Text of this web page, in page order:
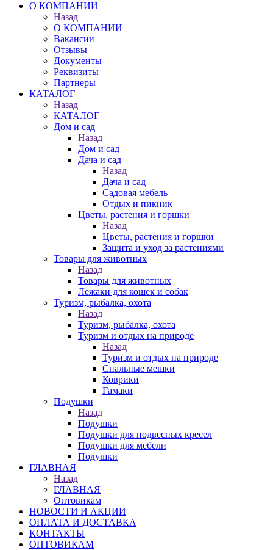
О КОМПАНИИ
Назад
О КОМПАНИИ
Вакансии
Отзывы
Документы
Реквизиты
Партнеры
КАТАЛОГ
Назад
КАТАЛОГ
Дом и сад
Назад
Дом и сад
Дача и сад
Назад
Дача и сад
Садовая мебель
Отдых и пикник
Цветы, растения и горшки
Назад
Цветы, растения и горшки
Защита и уход за растениями
Товары для животных
Назад
Товары для животных
Лежаки для кошек и собак
Туризм, рыбалка, охота
Назад
Туризм, рыбалка, охота
Туризм и отдых на природе
Назад
Туризм и отдых на природе
Спальные мешки
Коврики
Гамаки
Подушки
Назад
Подушки
Подушки для подвесных кресел
Подушки для мебели
Подушки
ГЛАВНАЯ
Назад
ГЛАВНАЯ
Оптовикам
НОВОСТИ И АКЦИИ
ОПЛАТА И ДОСТАВКА
КОНТАКТЫ
ОПТОВИКАМ